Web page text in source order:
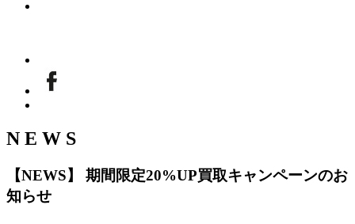
N E W S
【NEWS】 期間限定20%UP買取キャンペーンのお
知らせ